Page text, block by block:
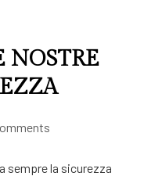
NOSTRE
sempre la sicurezza